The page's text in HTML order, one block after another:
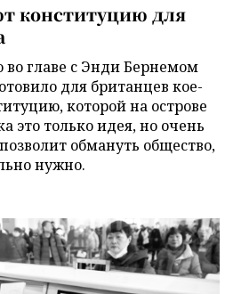
конституцию для
во главе с Энди Бернемом
для британцев кое-
которой на острове
это только идея, но очень
обмануть общество,
нужно.